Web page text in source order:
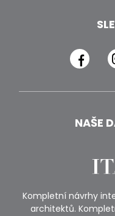
NAŠE
Kompletní návrhy
architektů.